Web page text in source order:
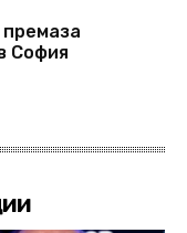
София